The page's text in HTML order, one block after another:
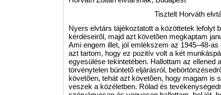
Tisztelt Horváth
Nyers elvtárs tájékoztatott a közöttetek lefolyt
kérdéseirõl, majd azt követõen megkaptam
Ami engem illet, jól emlékszem az 1945–48-
azt tartom, hogy ez pozitív volt a két
egyesülése tekintetében. Hallottam az ellened
törvénytelen büntetõ eljárásról,
követõen, tehát azt követõen, hogy magam is
veszek a közéletben. Rólad és